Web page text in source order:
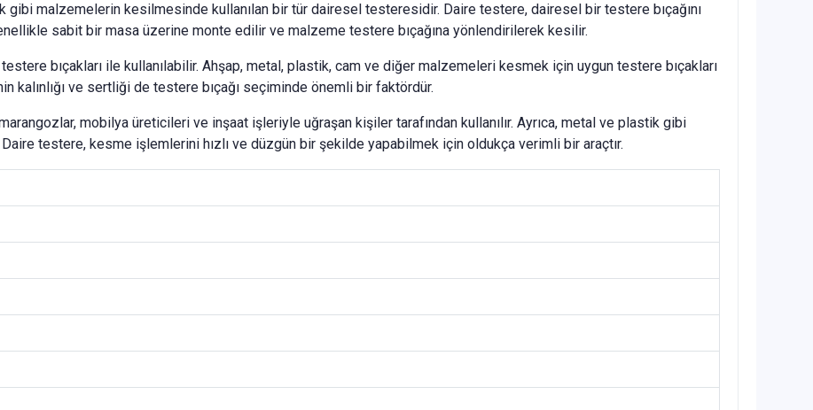
malzemelerin kesilmesinde kullanılan bir tür dairesel testeresidir. Daire testere, dairesel bir testere bıçağını
sabit bir masa üzerine monte edilir ve malzeme testere bıçağına yönlendirilerek kesilir.
bıçakları ile kullanılabilir. Ahşap, metal, plastik, cam ve diğer malzemeleri kesmek için uygun testere bıçakları
kalınlığı ve sertliği de testere bıçağı seçiminde önemli bir faktördür.
mobilya üreticileri ve inşaat işleriyle uğraşan kişiler tarafından kullanılır. Ayrıca, metal ve plastik gibi
testere, kesme işlemlerini hızlı ve düzgün bir şekilde yapabilmek için oldukça verimli bir araçtır.